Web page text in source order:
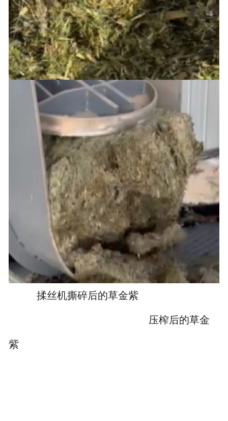
揉丝机撕碎后的草金紫
压榨后的草金
紫